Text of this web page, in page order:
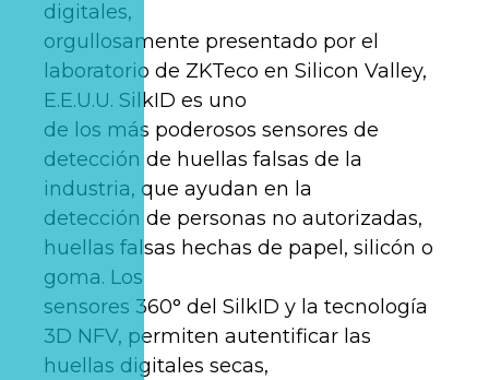
digitales,
orgullosamente presentado por el
laboratorio de ZKTeco en Silicon Valley,
E.E.U.U. SilkID es uno
de los más poderosos sensores de
detección de huellas falsas de la
industria, que ayudan en la
detección de personas no autorizadas,
huellas falsas hechas de papel, silicón o
goma. Los
sensores 360° del SilkID y la tecnología
3D NFV, permiten autentificar las
huellas digitales secas,